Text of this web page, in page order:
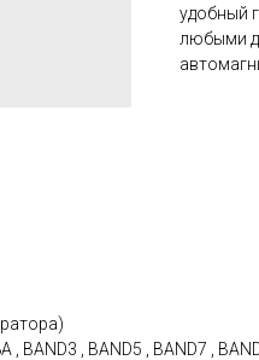
удобный
любыми
, BAND3 , BAND5 , BAND7 ,